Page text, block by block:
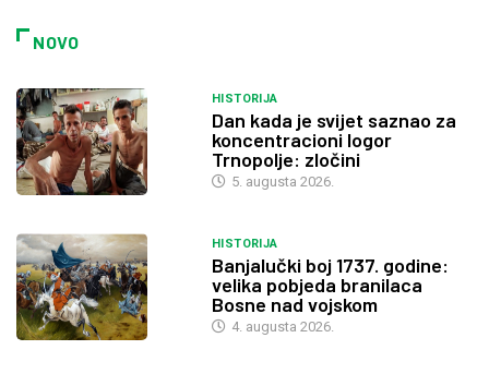
NOVO
HISTORIJA
Dan kada je svijet saznao za
koncentracioni logor
Trnopolje: zločini
5. augusta 2026.
HISTORIJA
Banjalučki boj 1737. godine:
velika pobjeda branilaca
Bosne nad vojskom
4. augusta 2026.